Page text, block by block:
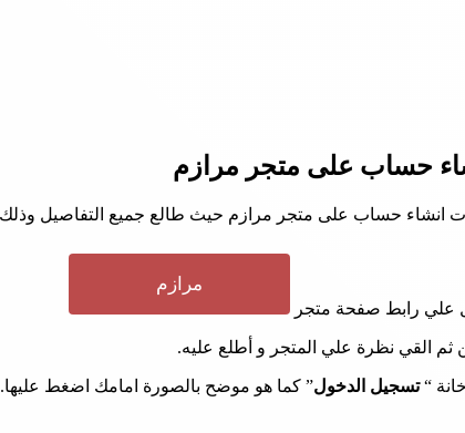
حساب على متجر مرازم
انشاء حساب على متجر مرازم حيث طالع جميع التفاصيل
علي رابط صفحة متجر
مرازم
ثم القي نظرة علي المتجر و أطلع عليه.
“تسجيل الدخول” كما هو موضح بالصورة امامك اضغط عليها.